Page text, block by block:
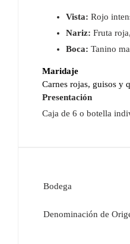
Vista: Rojo
Nariz: Fruta
Boca: Tanino
Maridaje
Carnes rojas, guisos y
Presentación
Caja de 6 o botella
Bodega
Denominación de